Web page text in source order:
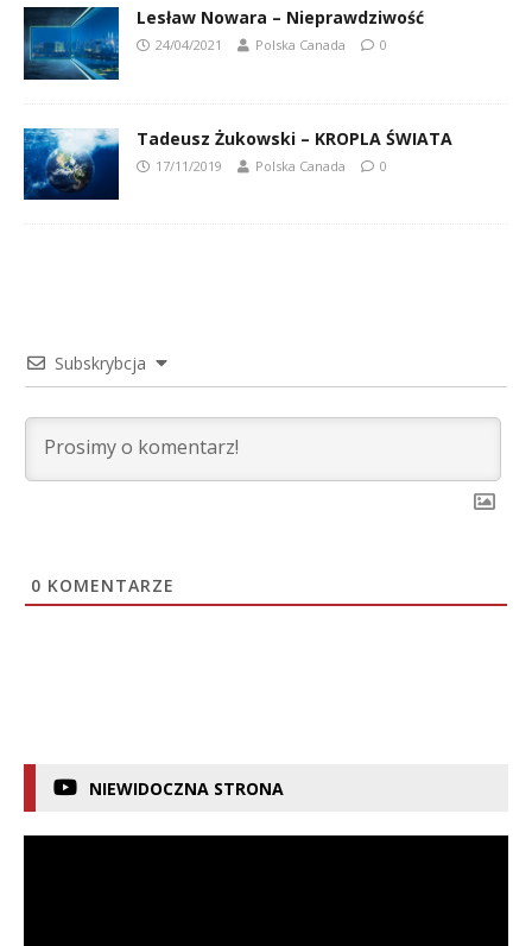
Lesław Nowara – Nieprawdziwość
24/04/2021 Polska Canada 0
Tadeusz Żukowski – KROPLA ŚWIATA
17/11/2019 Polska Canada 0
Subskrybcja
0 KOMENTARZE
NIEWIDOCZNA STRONA